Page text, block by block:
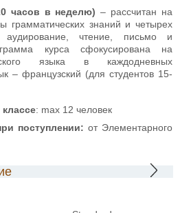
часов в неделю) – рассчитан на
грамматических знаний и четырех
аудирование, чтение, письмо и
курса сфокусирована на
языка в каждодневных
– французский (для студентов 15-
: max 12 человек
поступлении: от Элементарного